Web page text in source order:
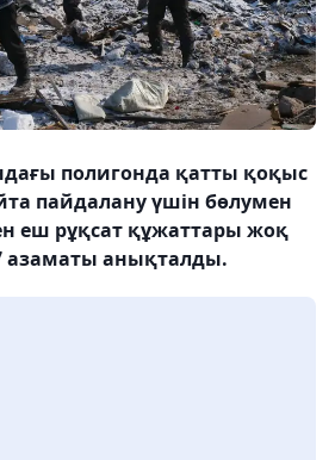
полигонда қатты қоқыс
пайдалану үшін бөлумен
еш рұқсат құжаттары жоқ
азаматы анықталды.